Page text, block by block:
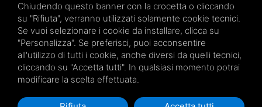
Terme San Petronio - Antalgik - Bodi
Terme San Luca - Pluricenter
Terme Felsinee
Terme dell’Agriturismo - Villaggio della Salute Più
Terme Acquabios
Chiudendo questo banner con la crocetta o cliccando
su "Rifiuta", verranno utilizzati solamente cookie tecnici.
Se vuoi selezionare i cookie da installare, clicca su
"Personalizza". Se preferisci, puoi acconsentire
all'utilizzo di tutti i cookie, anche diversi da quelli tecnici,
cliccando su "Accetta tutti". In qualsiasi momento potrai
modificare la scelta effettuata.